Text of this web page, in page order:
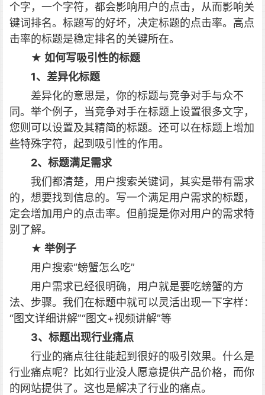
个字，一个字符，都会影响用户的点击，从而影响关
键词排名。标题写的好坏，决定标题的点击率。高点
击率的标题是稳定排名的关键所在。
★ 如何写吸引性的标题
1、差异化标题
差异化的意思是，你的标题与竞争对手与众不
同。举个例子，当竞争对手在标题上设置很多文字，
您则可以设置及其精简的标题。还可以在标题上增加
些特殊字符，起到吸引性的作用。
2、标题满足需求
我们都清楚，用户搜索关键词，其实是带有需求
的，想要找到信息的。写一个满足用户需求的标题，
定会增加用户的点击率。但前提是你对用户的需求特
别了解。
★ 举例子
用户搜索“螃蟹怎么吃”
用户需求已经很明确，用户就是要吃螃蟹的方
法、步骤。我们在标题中就可以灵活出现一下字样：
“图文详细讲解”“图文+视频讲解”等
3、标题出现行业痛点
行业的痛点往往能起到很好的吸引效果。什么是
行业痛点呢？比如行业没人愿意提供产品价格，而你
的网站提供了。这也是解决了行业的痛点。